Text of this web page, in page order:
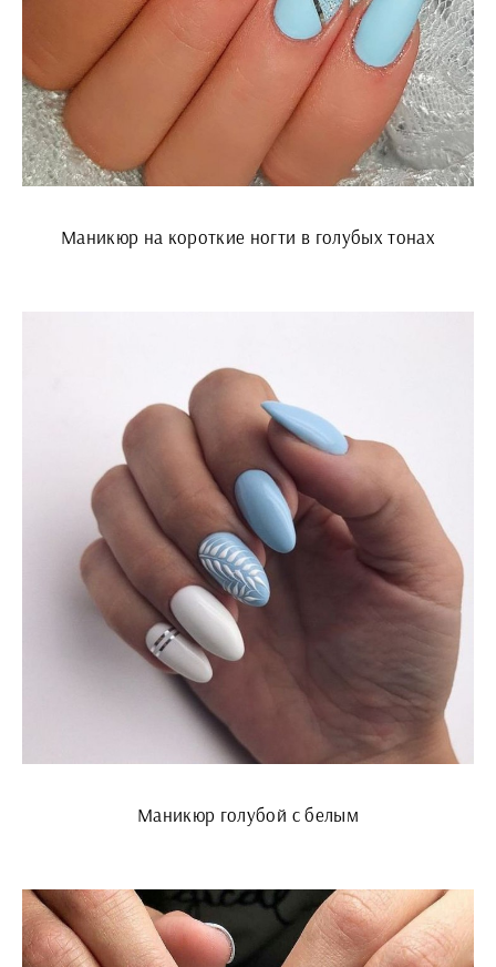
Маникюр на короткие ногти в голубых тонах
Маникюр голубой с белым